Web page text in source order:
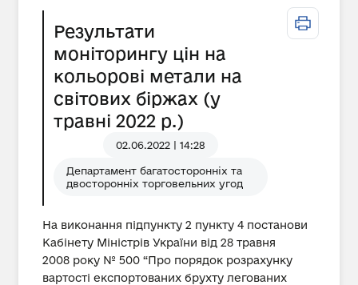
Результати
моніторингу цін на
кольорові метали на
світових біржах (у
травні 2022 р.)
02.06.2022 | 14:28
Департамент багатосторонніх та
двосторонніх торговельних угод
На виконання підпункту 2 пункту 4 постанови
Кабінету Міністрів України від 28 травня
2008 року № 500 “Про порядок розрахунку
вартості експортованих брухту легованих